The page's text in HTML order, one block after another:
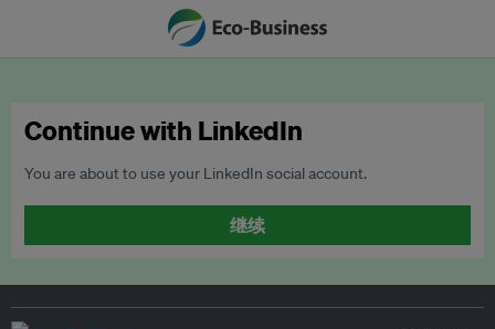
Continue with LinkedIn
You are about to use your LinkedIn social account.
继续